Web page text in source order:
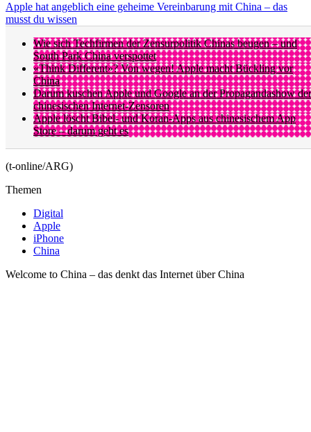
Apple hat angeblich eine geheime Vereinbarung mit China – das
musst du wissen
Wie sich Techfirmen der Zensurpolitik Chinas beugen – und
South Park China verspottet
«Think Different»? Von wegen! Apple macht Bückling vor
China
Darum kuschen Apple und Google an der Propagandashow der
chinesischen Internet-Zensoren
Apple löscht Bibel- und Koran-Apps aus chinesischem App
Store – darum geht es
(t-online/ARG)
Themen
Digital
Apple
iPhone
China
Welcome to China – das denkt das Internet über China